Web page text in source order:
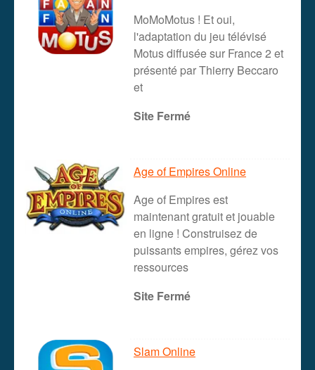
MoMoMotus ! Et oui,
l'adaptation du jeu télévisé
Motus diffusée sur France 2 et
présenté par Thierry Beccaro
et
Site Fermé
Age of Empires Online
Age of Empires est
maintenant gratuit et jouable
en ligne ! Construisez de
puissants empires, gérez vos
ressources
Site Fermé
Slam Online